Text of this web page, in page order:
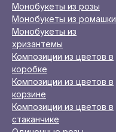
Монобукеты из розы
Монобукеты из ромашки
Монобукеты из
хризантемы
Композиции из цветов в
коробке
Композиции из цветов в
корзине
Композиции из цветов в
стаканчике